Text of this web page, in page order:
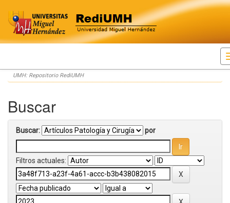
Skip
navigation
UMH: Repositorio RediUMH
Buscar
Buscar: por
Filtros actuales: